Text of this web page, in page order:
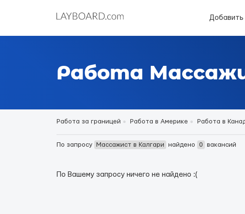
Работа
Работа за границей Работа в Америке Работа в
По запросу Массажист в Калгари найдено 0 вакансий
По Вашему запросу ничего не найдено :(